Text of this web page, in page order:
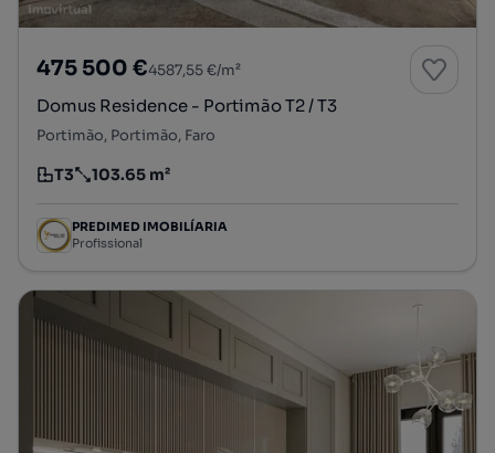
475 500 €4587,55 €/m²
Domus Residence - Portimão T2 / T3
Portimão, Portimão, Faro
Tipologia
T3
Preço por metro quadrado
103.65 m²
PREDIMED IMOBILÍARIA
Profissional